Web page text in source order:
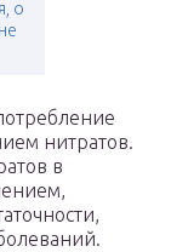
о
нитратов.
в